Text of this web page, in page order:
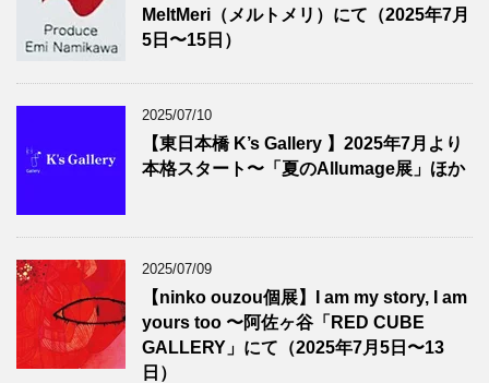
MeltMeri（メルトメリ）にて（2025年7月
5日〜15日）
2025/07/10
【東日本橋 K’s Gallery 】2025年7月より
本格スタート〜「夏のAllumage展」ほか
2025/07/09
【ninko ouzou個展】I am my story, I am
yours too 〜阿佐ヶ谷「RED CUBE
GALLERY」にて（2025年7月5日〜13
日）